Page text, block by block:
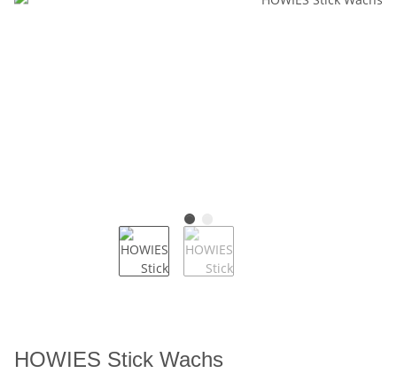
HOWIES Stick Wachs